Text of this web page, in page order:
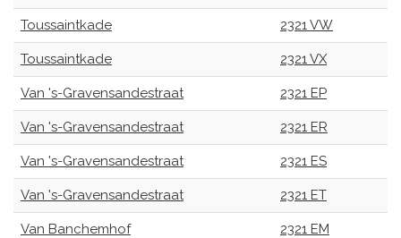
Toussaintkade 2321 VW
Toussaintkade 2321 VX
Van 's-Gravensandestraat 2321 EP
Van 's-Gravensandestraat 2321 ER
Van 's-Gravensandestraat 2321 ES
Van 's-Gravensandestraat 2321 ET
Van Banchemhof 2321 EM